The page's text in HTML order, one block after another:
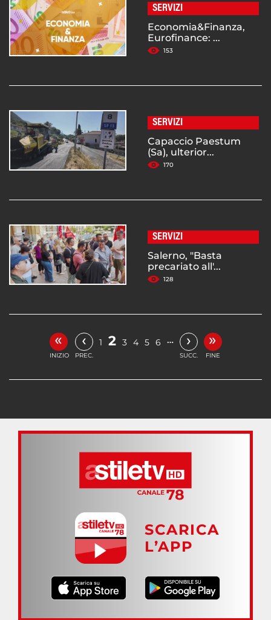
SERVIZI
Economia&Finanza,
Eurofinance: ...
153
SERVIZI
Capaccio Paestum
(Sa), ulterior...
170
SERVIZI
Salerno, "Basta
precariato all'...
128
«
INIZIO
‹
PREC.
1 2 3 4 5 6 … ›
SUCC.
»
FINE
SCARICA
L’APP